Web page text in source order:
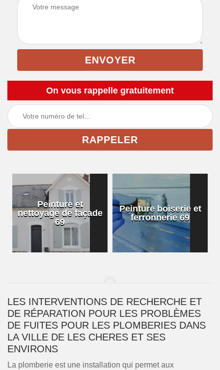
On vous rappelle gratuitement
Peinture et
nettoyage de façade
69
Peinture boiserie et
ferronnerie 69
LES INTERVENTIONS DE RECHERCHE ET
DE RÉPARATION POUR LES PROBLÈMES
DE FUITES POUR LES PLOMBERIES DANS
LA VILLE DE LES CHERES ET SES
ENVIRONS
La plomberie est une installation qui permet aux